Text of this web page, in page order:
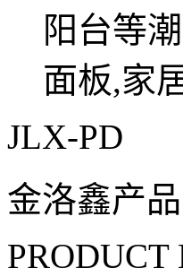
阳台等
面板,家
JLX-PD
金洛鑫产品
PRODUCT